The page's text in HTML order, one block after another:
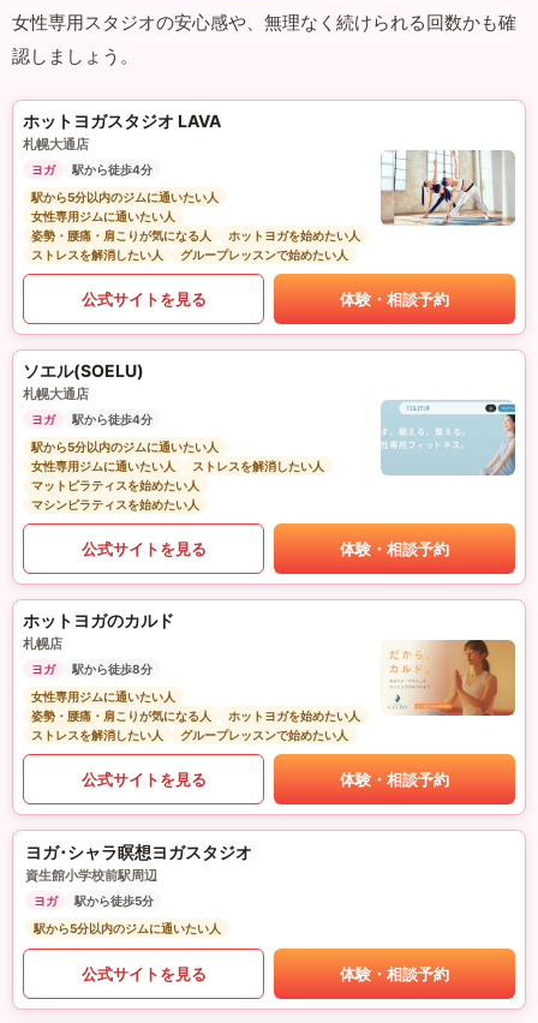
女性専用スタジオの安心感や、無理なく続けられる回数かも確
認しましょう。
ホットヨガスタジオ LAVA
札幌大通店
ヨガ
駅から徒歩4分
駅から5分以内のジムに通いたい人
女性専用ジムに通いたい人
姿勢・腰痛・肩こりが気になる人
ホットヨガを始めたい人
ストレスを解消したい人
グループレッスンで始めたい人
公式サイトを見る 体験・相談予約
ソエル(SOELU)
札幌大通店
ヨガ
駅から徒歩4分
駅から5分以内のジムに通いたい人
女性専用ジムに通いたい人
ストレスを解消したい人
マットピラティスを始めたい人
マシンピラティスを始めたい人
公式サイトを見る 体験・相談予約
ホットヨガのカルド
札幌店
ヨガ
駅から徒歩8分
女性専用ジムに通いたい人
姿勢・腰痛・肩こりが気になる人
ホットヨガを始めたい人
ストレスを解消したい人
グループレッスンで始めたい人
公式サイトを見る 体験・相談予約
ヨガ･シャラ瞑想ヨガスタジオ
資生館小学校前駅周辺
ヨガ
駅から徒歩5分
駅から5分以内のジムに通いたい人
公式サイトを見る 体験・相談予約